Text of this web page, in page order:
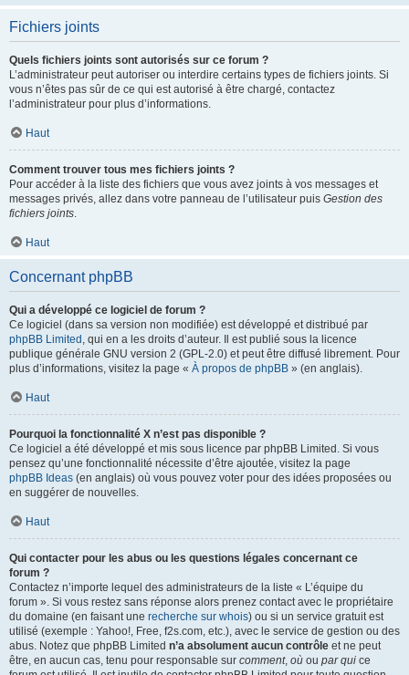
Fichiers joints
Quels fichiers joints sont autorisés sur ce forum ?
L’administrateur peut autoriser ou interdire certains types de fichiers joints. Si
vous n’êtes pas sûr de ce qui est autorisé à être chargé, contactez
l’administrateur pour plus d’informations.
Haut
Comment trouver tous mes fichiers joints ?
Pour accéder à la liste des fichiers que vous avez joints à vos messages et
messages privés, allez dans votre panneau de l’utilisateur puis Gestion des
fichiers joints.
Haut
Concernant phpBB
Qui a développé ce logiciel de forum ?
Ce logiciel (dans sa version non modifiée) est développé et distribué par
phpBB Limited , qui en a les droits d’auteur. Il est publié sous la licence
publique générale GNU version 2 (GPL-2.0) et peut être diffusé librement. Pour
plus d’informations, visitez la page « À propos de phpBB » (en anglais).
Haut
Pourquoi la fonctionnalité X n’est pas disponible ?
Ce logiciel a été développé et mis sous licence par phpBB Limited. Si vous
pensez qu’une fonctionnalité nécessite d’être ajoutée, visitez la page
phpBB Ideas (en anglais) où vous pouvez voter pour des idées proposées ou
en suggérer de nouvelles.
Haut
Qui contacter pour les abus ou les questions légales concernant ce
forum ?
Contactez n’importe lequel des administrateurs de la liste « L’équipe du
forum ». Si vous restez sans réponse alors prenez contact avec le propriétaire
du domaine (en faisant une recherche sur whois) ou si un service gratuit est
utilisé (exemple : Yahoo!, Free, f2s.com, etc.), avec le service de gestion ou des
abus. Notez que phpBB Limited n’a absolument aucun contrôle et ne peut
être, en aucun cas, tenu pour responsable sur comment, où ou par qui ce